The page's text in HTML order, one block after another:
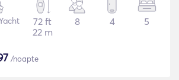
72 ft
22 m
8 4 5
/noapte